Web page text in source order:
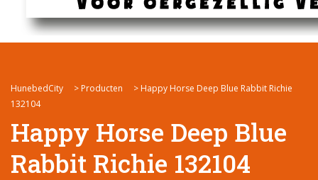
HunebedCity > Producten > Happy Horse Deep Blue Rabbit Richie
132104
Happy Horse Deep Blue
Rabbit Richie 132104